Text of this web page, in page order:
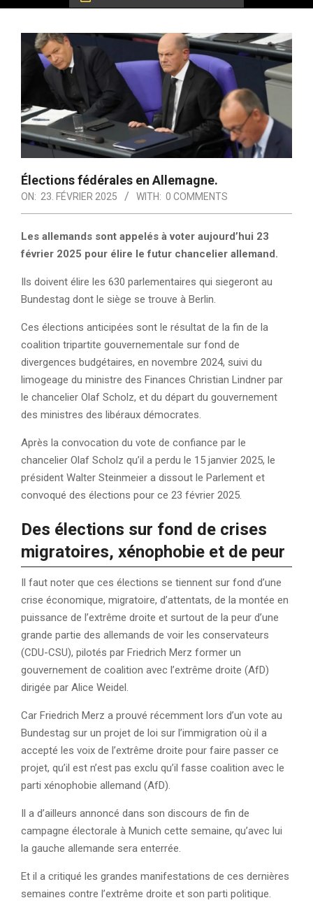
Élections fédérales en Allemagne.
ON: 23. FÉVRIER 2025 WITH: 0 COMMENTS
Les allemands sont appelés à voter aujourd’hui 23
février 2025 pour élire le futur chancelier allemand.
Ils doivent élire les 630 parlementaires qui siegeront au
Bundestag dont le siège se trouve à Berlin.
Ces élections anticipées sont le résultat de la fin de la
coalition tripartite gouvernementale sur fond de
divergences budgétaires, en novembre 2024, suivi du
limogeage du ministre des Finances Christian Lindner par
le chancelier Olaf Scholz, et du départ du gouvernement
des ministres des libéraux démocrates.
Après la convocation du vote de confiance par le
chancelier Olaf Scholz qu’il a perdu le 15 janvier 2025, le
président Walter Steinmeier a dissout le Parlement et
convoqué des élections pour ce 23 février 2025.
Des élections sur fond de crises
migratoires, xénophobie et de peur
Il faut noter que ces élections se tiennent sur fond d’une
crise économique, migratoire, d’attentats, de la montée en
puissance de l’extrême droite et surtout de la peur d’une
grande partie des allemands de voir les conservateurs
(CDU-CSU), pilotés par Friedrich Merz former un
gouvernement de coalition avec l’extrême droite (AfD)
dirigée par Alice Weidel.
Car Friedrich Merz a prouvé récemment lors d’un vote au
Bundestag sur un projet de loi sur l’immigration où il a
accepté les voix de l’extrême droite pour faire passer ce
projet, qu’il est n’est pas exclu qu’il fasse coalition avec le
parti xénophobie allemand (AfD).
Il a d’ailleurs annoncé dans son discours de fin de
campagne électorale à Munich cette semaine, qu’avec lui
la gauche allemande sera enterrée.
Et il a critiqué les grandes manifestations de ces dernières
semaines contre l’extrême droite et son parti politique.